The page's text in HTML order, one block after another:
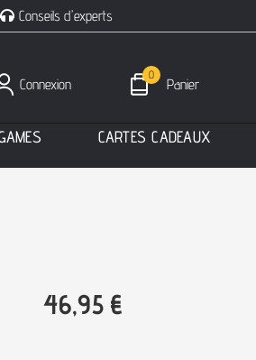
Conseils d'experts
0
Panier
Connexion
AMES CARTES CADEAUX
46,95 €